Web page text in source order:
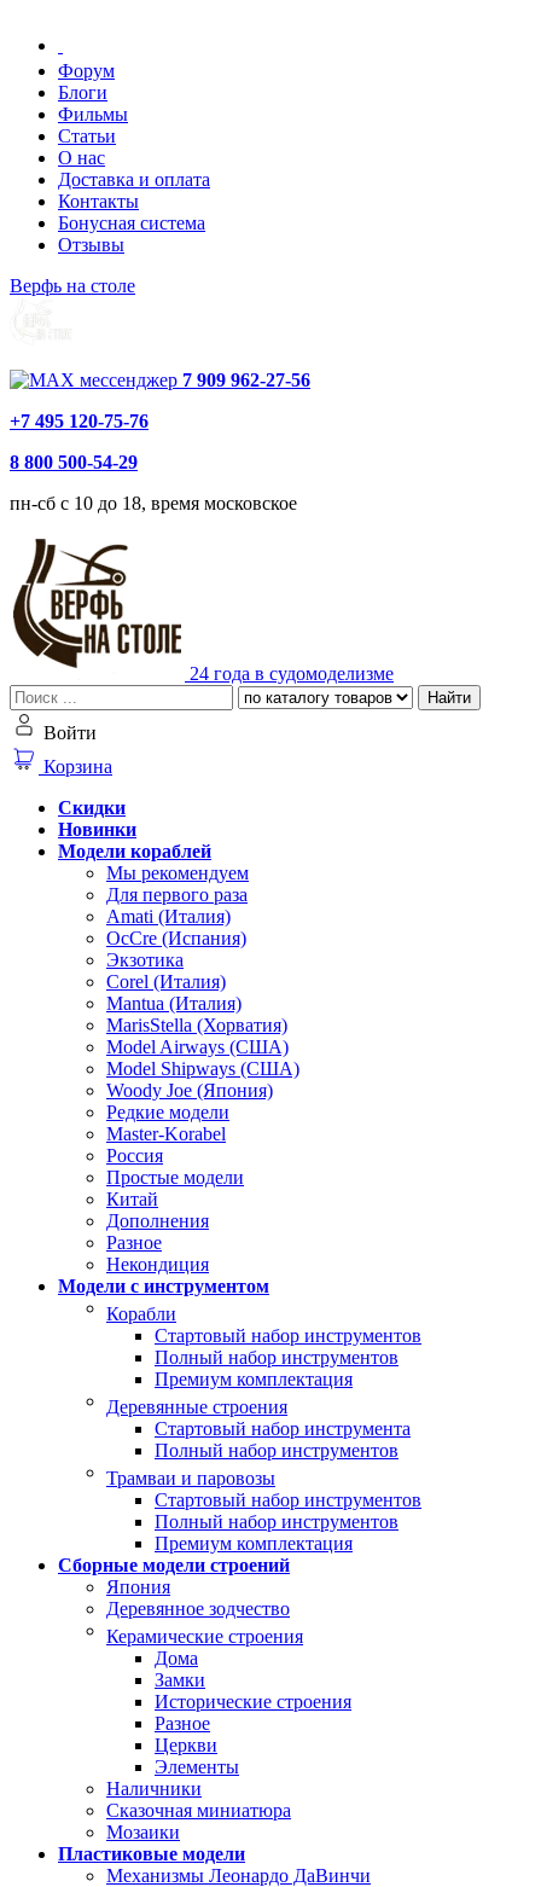
Форум
Блоги
Фильмы
Статьи
О нас
Доставка и оплата
Контакты
Бонусная система
Отзывы
Верфь на столе
7 909 962-27-56
+7 495 120-75-76
8 800 500-54-29
пн-сб с 10 до 18, время московское
24 года в судомоделизме
Найти
Войти
Корзина
Скидки
Новинки
Модели кораблей
Мы рекомендуем
Для первого раза
Amati (Италия)
OcCre (Испания)
Экзотика
Corel (Италия)
Mantua (Италия)
MarisStella (Хорватия)
Model Airways (США)
Model Shipways (США)
Woody Joe (Япония)
Редкие модели
Master-Korabel
Россия
Простые модели
Китай
Дополнения
Разное
Некондиция
Модели с инструментом
Корабли
Стартовый набор инструментов
Полный набор инструментов
Премиум комплектация
Деревянные строения
Стартовый набор инструмента
Полный набор инструментов
Трамваи и паровозы
Стартовый набор инструментов
Полный набор инструментов
Премиум комплектация
Сборные модели строений
Япония
Деревянное зодчество
Керамические строения
Дома
Замки
Исторические строения
Разное
Церкви
Элементы
Наличники
Сказочная миниатюра
Мозаики
Пластиковые модели
Механизмы Леонардо ДаВинчи